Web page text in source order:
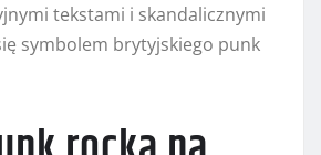
tekstami i skandalicznymi
symbolem brytyjskiego punk